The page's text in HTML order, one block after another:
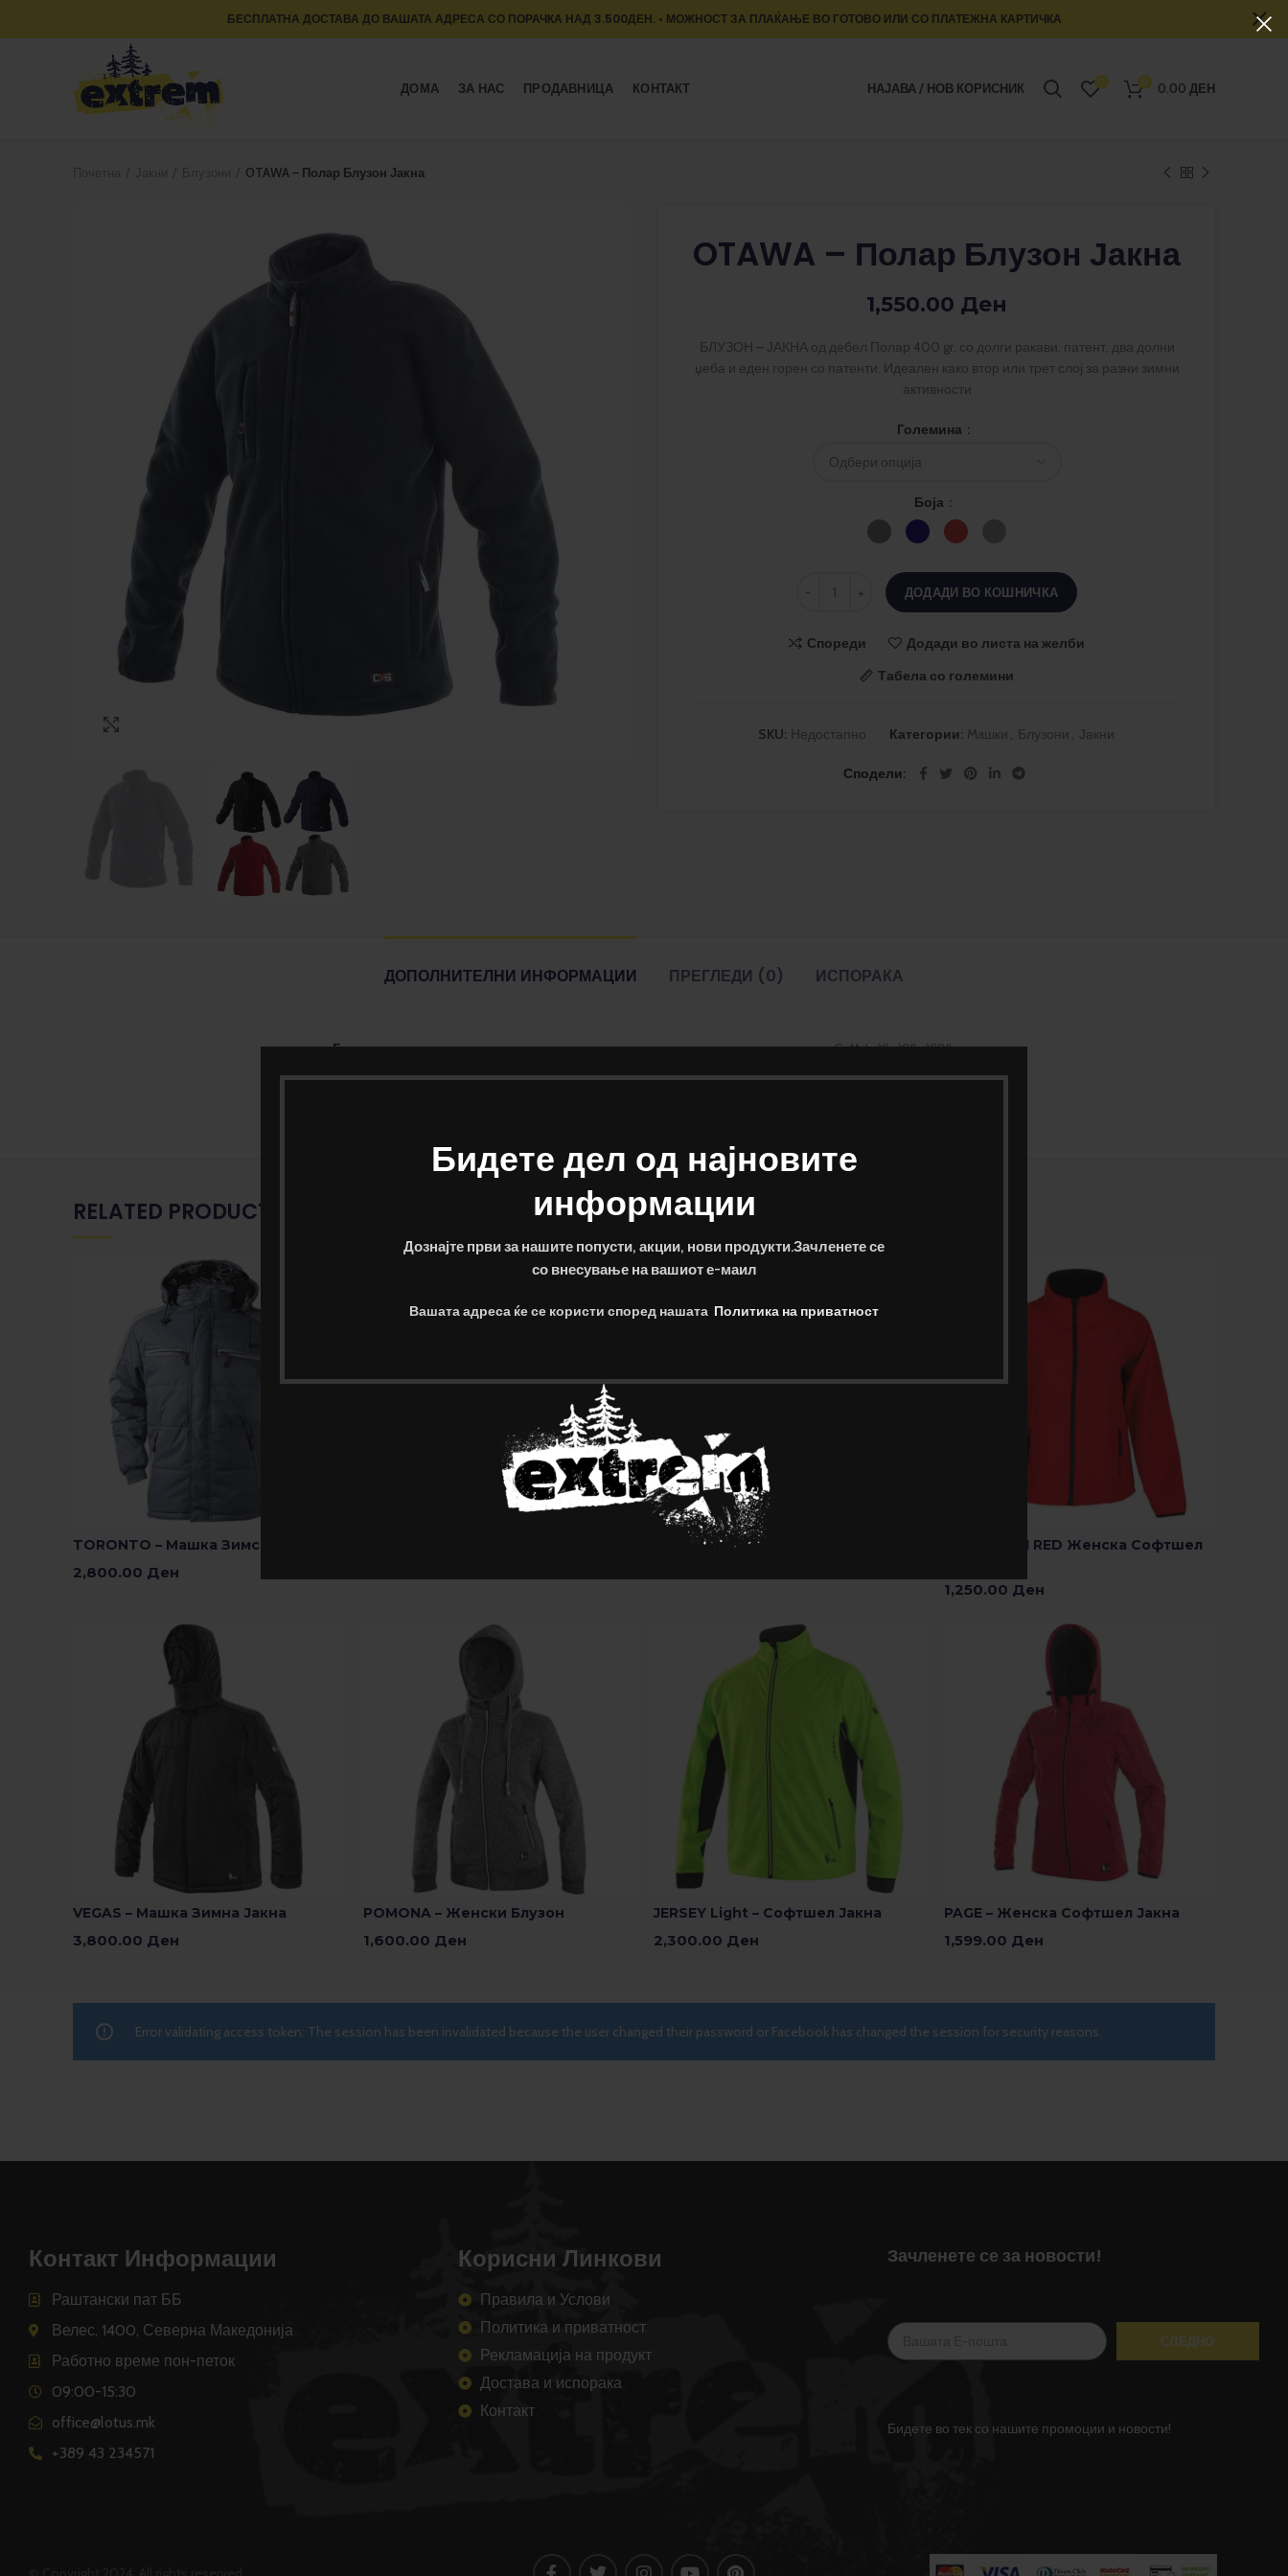
Бидете дел од најновите
информации
Дознајте први за нашите попусти, акции, нови продукти.Зачленете се
со внесување на вашиот е-маил
Вашата адреса ќе се користи според нашата Политика на приватност
ДОМА ЗА НАС ПРОДАВНИЦА КОНТАКТ НАЈАВА / НОВ КОРИСНИК 0 0 0.00 ДЕН
OTAWA – Полар Блузон Јакна
OTAWA – Полар Блузон Јакна
1,550.00 Ден
БЛУЗОН – ЈАКНА од дебел Полар 400 gr. со долги ракави, патент, два долни
џеба и еден горен со патенти. Идеален како втор или трет слој за разни зимни
активности
Големина
Боја
ДОДАДИ ВО КОШНИЧКА
Спореди
Додади во листа на желби
Табела со големини
SKU: Недостапно Категории: Maшки , Блузони , Јакни
Сподели
ДОПОЛНИТЕЛНИ ИНФОРМАЦИИ ПРЕГЛЕДИ (0) ИСПОРАКА
Големина S, M, L, XL, XXL, XXXL
RELATED PRODUCTS
TORONTO – Машка Зимска Јакна
2,800.00 Ден
INDIANA – Машки Блузон
ALTITUDE II RED Женска Софтшел
1,250.00 Ден
VEGAS – Машка Зимна Јакна
3,800.00 Ден
POMONA – Женски Блузон
1,600.00 Ден
JERSEY Light – Софтшел Јакна
2,300.00 Ден
PAGE – Женска Софтшел Јакна
1,599.00 Ден
Error validating access token: The session has been invalidated because the user changed their password or Facebook has changed the session for security reasons.
Контакт Информации
Раштански пат ББ
Велес, 1400, Северна Македонија
Работно време пон-петок
09:00-15:30
office@lotus.mk
+389 43 234571
Корисни Линкови
Правила и Услови
Политика и приватност
Рекламација на продукт
Достава и испорака
Контакт
Зачленете се за новости!
Бидете во тек со нашите промоции и новости!
БЕСПЛАТНА ДОСТАВА ДО ВАШАТА АДРЕСА СО ПОРАЧКА НАД 3.500ДЕН. • МОЖНОСТ ЗА ПЛАЌАЊЕ ВО ГОТОВО ИЛИ СО ПЛАТЕЖНА КАРТИЧКА